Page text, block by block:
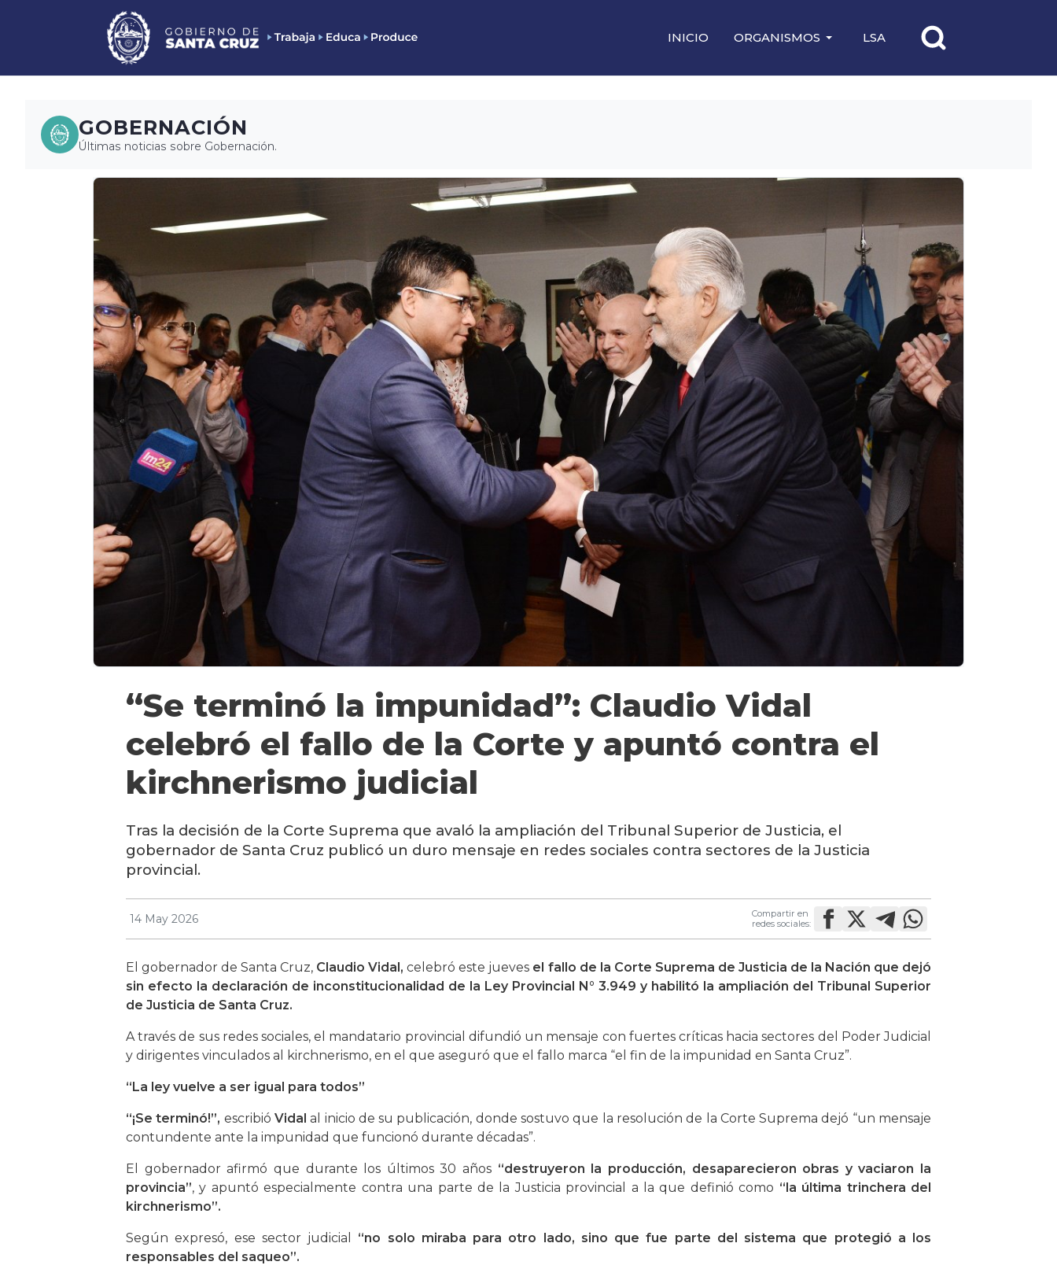
INICIO ORGANISMOS LSA
GOBERNACIÓN
Últimas noticias sobre Gobernación.
“Se terminó la impunidad”: Claudio Vidal
celebró el fallo de la Corte y apuntó contra el
kirchnerismo judicial
Tras la decisión de la Corte Suprema que avaló la ampliación del Tribunal Superior de Justicia, el
gobernador de Santa Cruz publicó un duro mensaje en redes sociales contra sectores de la Justicia
provincial.
14 May 2026
Compartir en
redes sociales:
El gobernador de Santa Cruz, Claudio Vidal, celebró este jueves el fallo de la Corte Suprema de Justicia de la Nación que dejó
sin efecto la declaración de inconstitucionalidad de la Ley Provincial N° 3.949 y habilitó la ampliación del Tribunal Superior
de Justicia de Santa Cruz.
A través de sus redes sociales, el mandatario provincial difundió un mensaje con fuertes críticas hacia sectores del Poder Judicial
y dirigentes vinculados al kirchnerismo, en el que aseguró que el fallo marca “el fin de la impunidad en Santa Cruz”.
“La ley vuelve a ser igual para todos”
“¡Se terminó!”, escribió Vidal al inicio de su publicación, donde sostuvo que la resolución de la Corte Suprema dejó “un mensaje
contundente ante la impunidad que funcionó durante décadas”.
El gobernador afirmó que durante los últimos 30 años “destruyeron la producción, desaparecieron obras y vaciaron la
provincia”, y apuntó especialmente contra una parte de la Justicia provincial a la que definió como “la última trinchera del
kirchnerismo”.
Según expresó, ese sector judicial “no solo miraba para otro lado, sino que fue parte del sistema que protegió a los
responsables del saqueo”.